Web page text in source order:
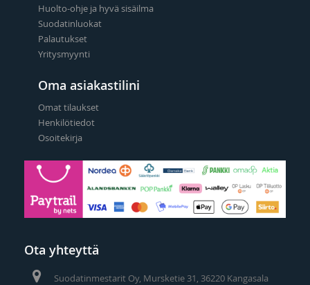
Huolto-ohje ja hyvä sisäilma
Suodatinluokat
Palautukset
Yritysmyynti
Oma asiakastilini
Omat tilaukset
Henkilötiedot
Osoitekirja
Ota yhteyttä
Suodatinmestarit Oy, Mursketie 31, 36220 Kangasala